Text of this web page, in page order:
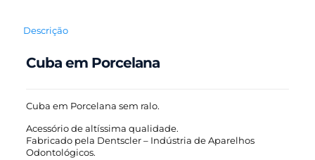
Descrição
Cuba em Porcelana
Cuba em Porcelana sem ralo.
Acessório de altíssima qualidade.
Fabricado pela Dentscler – Indústria de Aparelhos
Odontológicos.